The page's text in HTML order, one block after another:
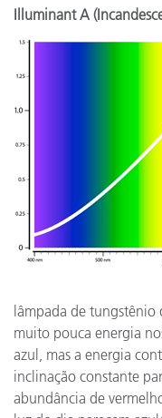
Illuminant A
lâmpada de tungstênio
muito pouca energia
azul, mas a energia
inclinação constante
abundância de